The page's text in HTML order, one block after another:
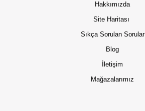
Hakkımızda
Site Haritası
Sıkça Sorulan Sorular
Blog
İletişim
Mağazalarımız